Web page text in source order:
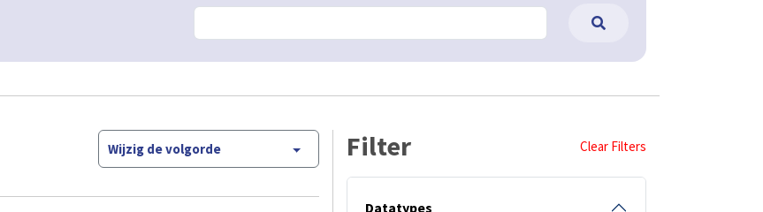
Wijzig de volgorde Filter Clear Filters
Datatypes